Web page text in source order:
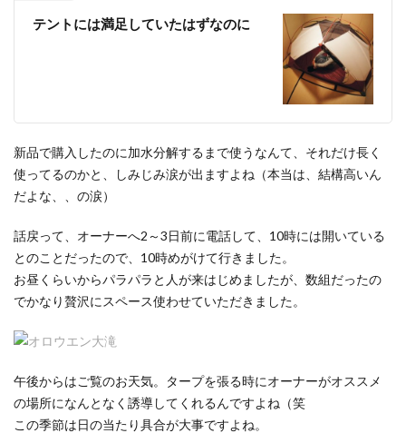
テントには満足していたはずなのに
新品で購入したのに加水分解するまで使うなんて、それだけ長く
使ってるのかと、しみじみ涙が出ますよね（本当は、結構高いん
だよな、、の涙）
話戻って、オーナーへ2～3日前に電話して、10時には開いている
とのことだったので、10時めがけて行きました。
お昼くらいからパラパラと人が来はじめましたが、数組だったの
でかなり贅沢にスペース使わせていただきました。
午後からはご覧のお天気。タープを張る時にオーナーがオススメ
の場所になんとなく誘導してくれるんですよね（笑
この季節は日の当たり具合が大事ですよね。